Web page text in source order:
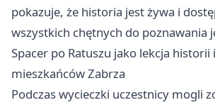
pokazuje, że historia jest żywa i
wszystkich chętnych do poznawania
Spacer po Ratuszu jako lekcja historii
mieszkańców Zabrza
Podczas wycieczki uczestnicy mogli